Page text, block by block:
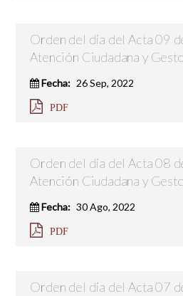
Orden del día del Acta 09
Atención Ciudadana y
Fecha: 26 Sep, 2022
PDF
Orden del día del Acta 08
Atención Ciudadana y
Fecha: 30 Ago, 2022
PDF
Orden del día del Acta 07